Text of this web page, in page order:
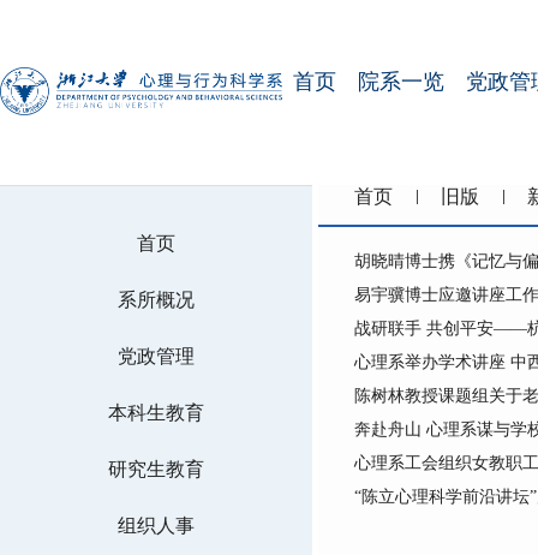
首页 院系一览 党政管
首页
系所概况
党政管理
本科生教育
研究生教育
组织人事
首页 旧版
胡晓晴博士携《记忆与
易宇骥博士应邀讲座工
战研联手 共创平安——
心理系举办学术讲座 中
陈树林教授课题组关于
奔赴舟山 心理系谋与学
心理系工会组织女教职
“陈立心理科学前沿讲坛